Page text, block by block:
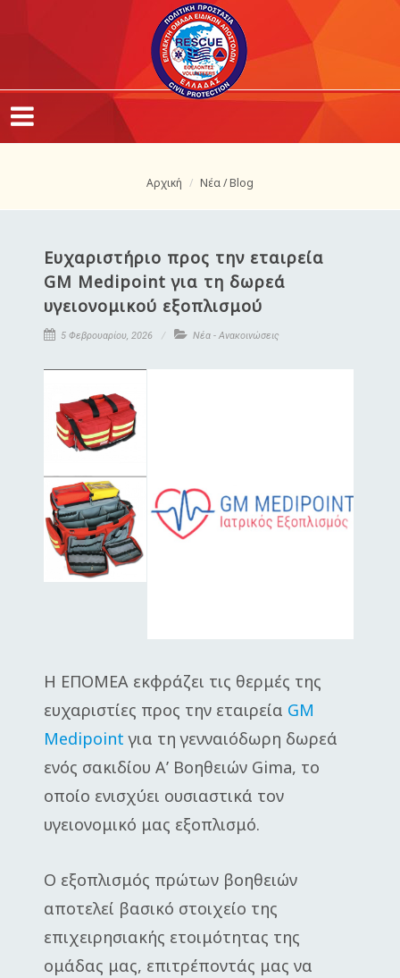
Αρχική Νέα / Blog
Ευχαριστήριο προς την εταιρεία
GM Medipoint για τη δωρεά
υγειονομικού εξοπλισμού
5 Φεβρουαρίου, 2026 Νέα - Ανακοινώσεις
Η ΕΠΟΜΕΑ εκφράζει τις θερμές της
ευχαριστίες προς την εταιρεία GM
Medipoint για τη γενναιόδωρη δωρεά
ενός σακιδίου Α’ Βοηθειών Gima, το
οποίο ενισχύει ουσιαστικά τον
υγειονομικό μας εξοπλισμό.
Ο εξοπλισμός πρώτων βοηθειών
αποτελεί βασικό στοιχείο της
επιχειρησιακής ετοιμότητας της
ομάδας μας, επιτρέποντάς μας να